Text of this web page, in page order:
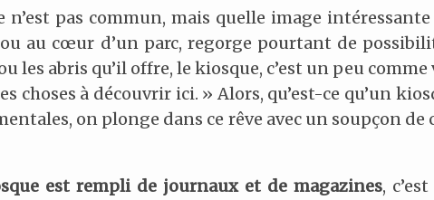
n’est pas commun, mais quelle image
au cœur d’un parc, regorge pourtant de
les abris qu’il offre, le kiosque, c’est un peu
choses à découvrir ici. » Alors, qu’est-ce qu’un
on plonge dans ce rêve avec un soupçon
est rempli de journaux et de magazines,